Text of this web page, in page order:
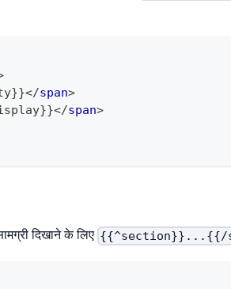
</span>
</span>
दिखाने के लिए {{^section}}...{{/